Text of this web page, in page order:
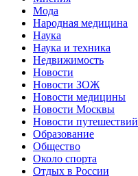
Мода
Народная медицина
Наука
Наука и техника
Недвижимость
Новости
Новости ЗОЖ
Новости медицины
Новости Москвы
Новости путешествий
Образование
Общество
Около спорта
Отдых в России